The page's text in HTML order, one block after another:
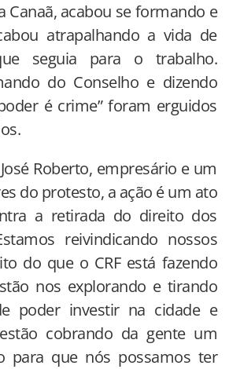
Canaã, acabou se formando e
atrapalhando a vida de
seguia para o trabalho.
do Conselho e dizendo
é crime” foram erguidos
Roberto, empresário e um
do protesto, a ação é um ato
a retirada do direito dos
reivindicando nossos
do que o CRF está fazendo
nos explorando e tirando
poder investir na cidade e
cobrando da gente um
para que nós possamos ter